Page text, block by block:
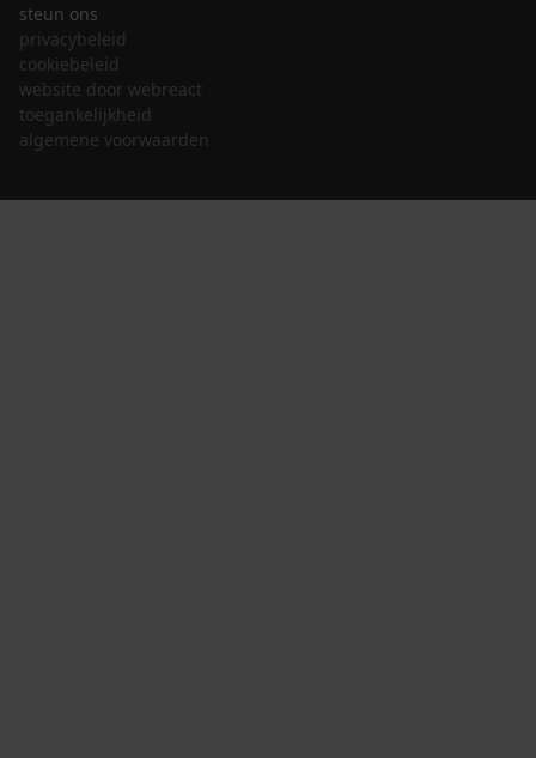
steun ons
privacybeleid
cookiebeleid
website door webreact
toegankelijkheid
algemene voorwaarden